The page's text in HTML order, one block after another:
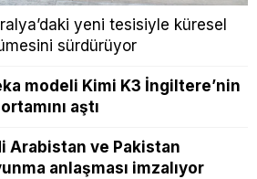
yeni tesisiyle küresel
sürdürüyor
modeli Kimi K3 İngiltere’nin
aştı
Arabistan ve Pakistan
anlaşması imzalıyor